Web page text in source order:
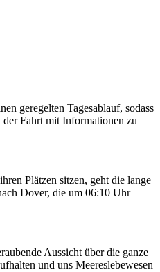
geregelten Tagesablauf, sodass
der Fahrt mit Informationen zu
Plätzen sitzen, geht die lange
Dover, die um 06:10 Uhr
Aussicht über die ganze
und uns Meereslebewesen